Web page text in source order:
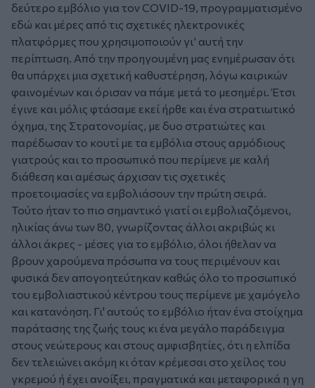
δεύτερο εμβόλιο για τον COVID-19, προγραμματισμένο
εδώ και μέρες από τις σχετικές ηλεκτρονικές
πλατφόρμες που χρησιμοποιούν γι’ αυτή την
περίπτωση. Από την προηγουμένη μας ενημέρωσαν ότι
θα υπάρχει μια σχετική καθυστέρηση, λόγω καιρικών
φαινομένων και όρισαν να πάμε μετά το μεσημέρι. Έτσι
έγινε και μόλις φτάσαμε εκεί ήρθε και ένα στρατιωτικό
όχημα, της Στρατονομίας, με δυο στρατιώτες και
παρέδωσαν το κουτί με τα εμβόλια στους αρμόδιους
γιατρούς και το προσωπικό που περίμενε με καλή
διάθεση και αμέσως άρχισαν τις σχετικές
προετοιμασίες να εμβολιάσουν την πρώτη σειρά.
Τούτο ήταν το πιο σημαντικό γιατί οι εμβολιαζόμενοι,
ηλικίας άνω των 80, γνωρίζοντας άλλοι ακριβώς κι
άλλοι άκρες - μέσες για το εμβόλιο, όλοι ήθελαν να
βρουν χαρούμενα πρόσωπα να τους περιμένουν και
φυσικά δεν απογοητεύτηκαν καθώς όλο το προσωπικό
του εμβολιαστικού κέντρου τους περίμενε με χαμόγελο
και κατανόηση. Γι' αυτούς το εμβόλιο ήταν ένα στοίχημα
παράτασης της ζωής τους κι ένα μεγάλο παράδειγμα
στους νεώτερους και στους αμφισβητίες, ότι η ελπίδα
δεν τελειώνει ακόμη κι όταν κρέμεσαι στο χείλος του
γκρεμού ή έχει ανοίξει, πραγματικά και μεταφορικά η γη